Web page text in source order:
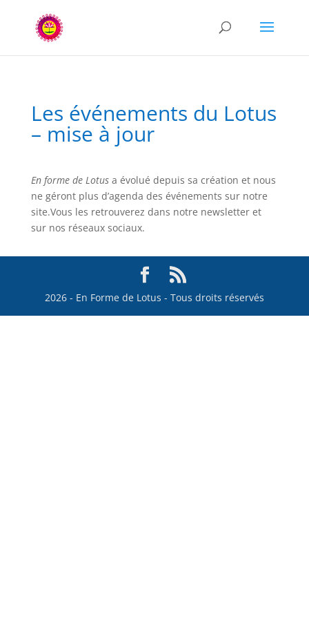
Les événements du Lotus
– mise à jour
En forme de Lotusa évolué depuis sa création et nous
ne géront plus d’agenda des événements sur notre
site.Vous les retrouverez dans notre newsletter et
sur nos réseaux sociaux.
2026 - En Forme de Lotus - Tous droits réservés